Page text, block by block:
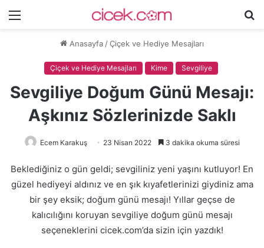
Menü
Anasayfa /Çiçek ve Hediye Mesajları
Çiçek ve Hediye Mesajları Kime Sevgiliye
Sevgiliye Doğum Günü Mesajı:
Aşkınız Sözlerinizde Saklı
Ecem Karakuş 23 Nisan 2022 3 dakika okuma süresi
Beklediğiniz o gün geldi; sevgiliniz yeni yaşını kutluyor! En
güzel hediyeyi aldınız ve en şık kıyafetlerinizi giydiniz ama
bir şey eksik; doğum günü mesajı! Yıllar geçse de
kalıcılığını koruyan sevgiliye doğum günü mesajı
seçeneklerini cicek.com’da sizin için yazdık!